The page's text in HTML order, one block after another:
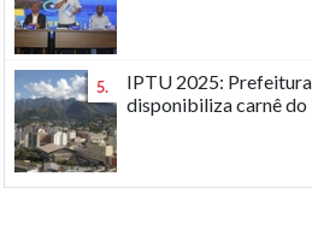
5.
IPTU 2025:
disponibiliza carnê do